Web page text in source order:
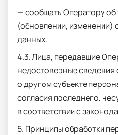
— сообщать Оператору об
(обновлении, изменении)
данных.
4.3. Лица, передавшие
недостоверные сведения
о другом субъекте
согласия последнего,
в соответствии с
5. Принципы обработки